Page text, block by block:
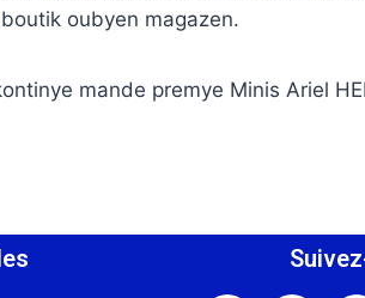
oubyen magazen.
mande premye Minis Ariel